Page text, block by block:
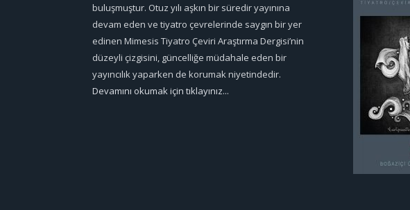
buluşmuştur. Otuz yılı aşkın bir süredir yayınına
devam eden ve tiyatro çevrelerinde saygın bir yer
edinen Mimesis Tiyatro Çeviri Araştırma Dergisi’nin
düzeyli çizgisini, güncelliğe müdahale eden bir
yayıncılık yaparken de korumak niyetindedir.
Devamını okumak için tıklayınız...